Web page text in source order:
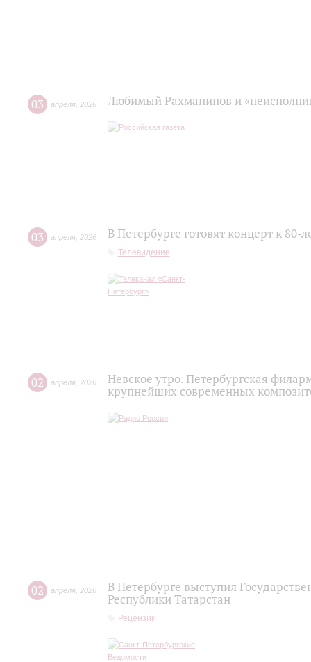
03 апреля 2026 Любимый Рахманинов и
03 апреля 2026 В Петербурге готовят концерт к
Телевидение
02 апреля 2026
Невское утро. Петербургская
крупнейших современных
02 апреля 2026
В Петербурге выступил
Республики Татарстан
Рецензии